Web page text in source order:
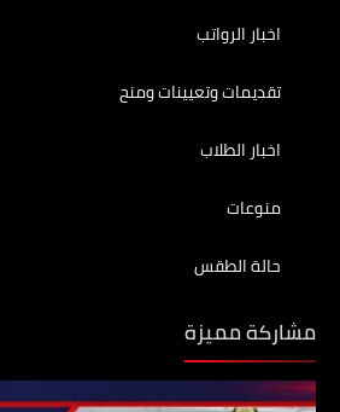
اخبار الرواتب
تقديمات وتعيينات ومنح
اخبار الطلاب
منوعات
حالة الطقس
مشاركة مميزة